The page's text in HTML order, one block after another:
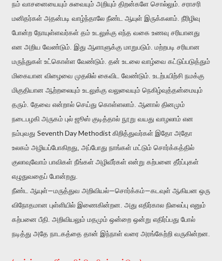
நம் வாசனையையும் சுவையும் அறியும் திறன்களே சொல்லும். சராசரி
மனிதர்கள் அதன்படி வாழ்ந்தாலே நீண்ட ஆயுள் இருக்கலாம். நீரிழிவு
போன்ற நோயுள்ளவர்கள் தம் உடலுக்கு எந்த வகை உணவு சரியானது
என அறிய வேண்டும். இது ஆளாளுக்கு மாறுபடும். மற்றபடி சரியான
மருந்துகள் உட்கொள்ள வேண்டும். தன் உடலை வாழ்வை கட்டுப்படுத்தும்
மிகையான விழைவை முதலில் கைவிட வேண்டும். உடற்பயிற்சி நமக்கு
மிகுதியான ஆற்றலையும் உடலுக்கு வலுவையும் நெகிழ்வுத்தன்மையும்
தரும். தேவை என்றால் செய்து கொள்ளலாம். ஆனால் தினமும்
நடைபழகி அருகம் புல் ஜூஸ் குடித்தால் நூறு வயது வாழலாம் என
நம்புவது Seventh Day Methodist கிறித்துவர்கள் இதோ அதோ
உலகம் அழியப்போகிறது, அப்போது நாங்கள் மட்டும் சொர்க்கத்தில்
குலாவுவோம் பாவிகள் நீங்கள் அழிவீர்கள் என்று கற்பனை தீர்ப்புகள்
எழுதுவதைப் போன்றது.
நீண்ட ஆயுள்—மருத்துவ அறிவியல்—சொர்க்கம்—கடவுள் ஆகியன ஒரு
விநோதமான புள்ளியில் இணைகின்றன. அது எதிர்கால நிலைப்பு எனும்
கற்பனை பீதி. அறிவியலும் மதமும் ஒன்றை ஒன்று எதிர்ப்பது போல்
நடித்து அதே நாடகத்தை தான் இந்நாள் வரை அரங்கேற்றி வருகின்றன.